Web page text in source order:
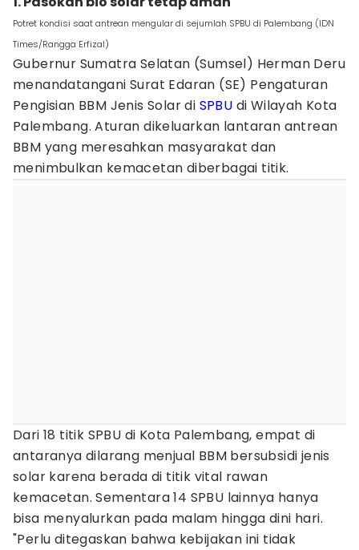
Potret kondisi saat antrean mengular di sejumlah SPBU di Palembang (IDN
Times/Rangga Erfizal)
Gubernur Sumatra Selatan (Sumsel) Herman Deru
menandatangani Surat Edaran (SE) Pengaturan
Pengisian BBM Jenis Solar di SPBU di Wilayah Kota
Palembang. Aturan dikeluarkan lantaran antrean
BBM yang meresahkan masyarakat dan
menimbulkan kemacetan diberbagai titik.
Dari 18 titik SPBU di Kota Palembang, empat di
antaranya dilarang menjual BBM bersubsidi jenis
solar karena berada di titik vital rawan
kemacetan. Sementara 14 SPBU lainnya hanya
bisa menyalurkan pada malam hingga dini hari.
"Perlu ditegaskan bahwa kebijakan ini tidak